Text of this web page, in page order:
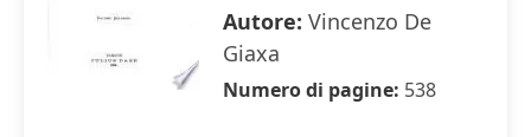
Autore: Vincenzo De
Giaxa
Numero di pagine: 538